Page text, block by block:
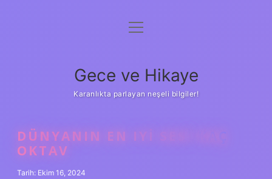
Anasayfa
Yasal Uyarı
menüyü
Gece ve Hikaye
Karanlıkta parlayan neşeli bilgiler!
DÜNYANIN EN IYI SESI KAÇ
OKTAV
Tarih: Ekim 16, 2024